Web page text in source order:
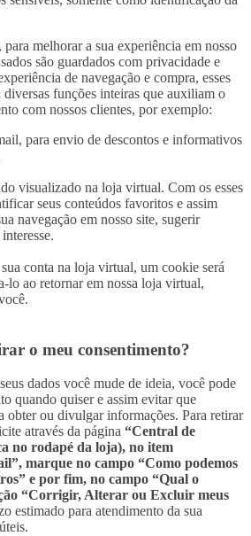
melhorar a sua experiência em nosso
são guardados com privacidade e
de navegação e compra, esses
diversas funções inteiras que auxiliam o
com nossos clientes, por exemplo:
para envio de descontos e informativos
visualizado na loja virtual. Com os esses
seus conteúdos favoritos e assim
navegação em nosso site, sugerir
conta na loja virtual, um cookie será
lo ao retornar em nossa loja virtual,
o meu consentimento?
dados você mude de ideia, você pode
quando quiser e assim evitar que
obter ou divulgar informações. Para retirar
através da página “Central de
no rodapé da loja), no item
marque no campo “Como podemos
e por fim, no campo “Qual o
“Corrigir, Alterar ou Excluir meus
estimado para atendimento da sua